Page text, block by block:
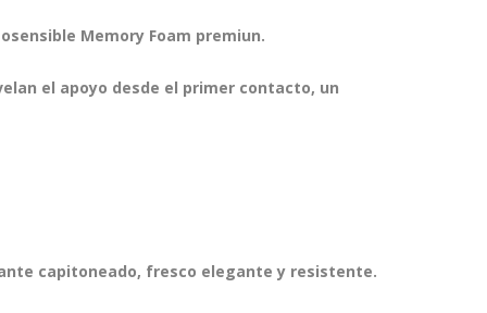
Memory Foam premiun.
el apoyo desde el primer contacto, un
capitoneado, fresco elegante y resistente.